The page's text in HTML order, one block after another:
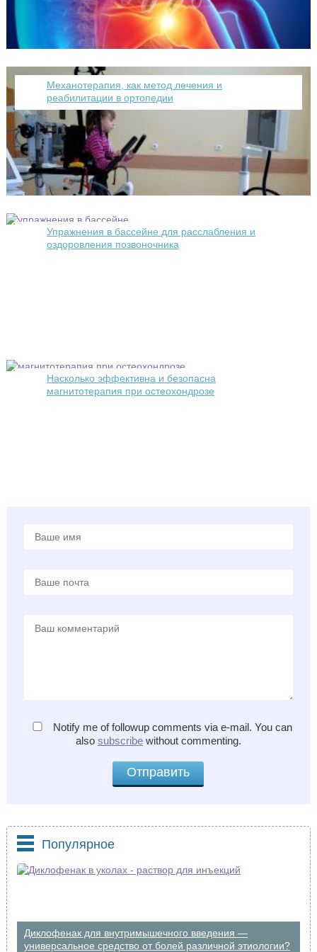
Механотерапия, как метод лечения и
реабилитации в ортопедии
Упражнения в бассейне для расслабления и
оздоровления позвоночника
Насколько эффективна и безопасна
магнитотерапия при остеохондрозе
Notify me of followup comments via e-mail. You can
also subscribewithout commenting.
Популярное
Диклофенак для внутримышечного введения —
универсальное средство от болей различной этиологии?